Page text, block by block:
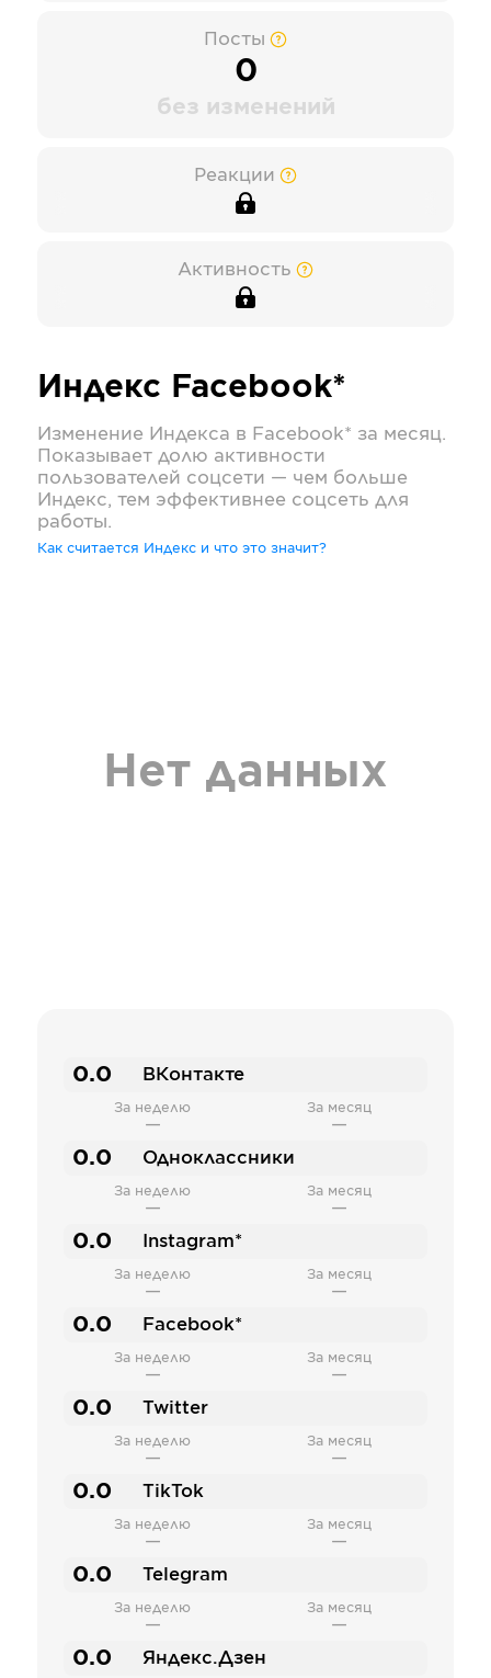
Посты
0
без изменений
Реакции
Активность
Индекс Facebook*
Изменение Индекса в Facebook* за месяц.
Показывает долю активности
пользователей соцсети — чем больше
Индекс, тем эффективнее соцсеть для
работы.
Как считается Индекс и что это значит?
Нет данных
0.0 ВКонтакте
За неделю
—
За месяц
—
0.0 Одноклассники
За неделю
—
За месяц
—
0.0 Instagram*
За неделю
—
За месяц
—
0.0 Facebook*
За неделю
—
За месяц
—
0.0 Twitter
За неделю
—
За месяц
—
0.0 TikTok
За неделю
—
За месяц
—
0.0 Telegram
За неделю
—
За месяц
—
0.0 Яндекс.Дзен